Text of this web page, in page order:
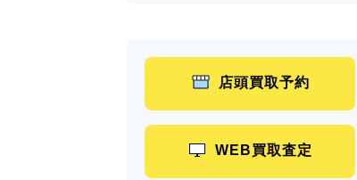
店頭買取予約
WEB買取査定